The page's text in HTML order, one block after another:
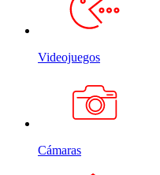
Videojuegos
Cámaras